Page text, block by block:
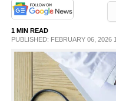
PHOTOS
LIFESTYLE
SPIRITUAL
1 MIN READ
PUBLISHED: FEBRUARY 06, 2026